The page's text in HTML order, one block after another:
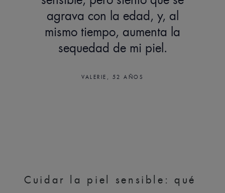
agrava con la edad, y, al
mismo tiempo, aumenta la
sequedad de mi piel.
VALERIE, 52 AÑOS
Cuidar la piel sensible: qué